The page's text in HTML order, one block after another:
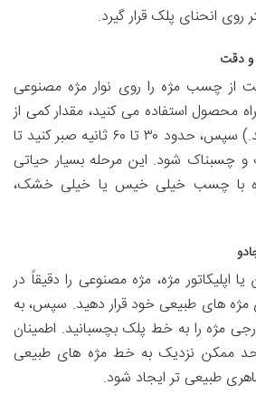
روی انحنای پلک قرار گیرد.
و دقت
از چسب مژه را روی نوار مژه مصنوعی
محصول استفاده می کنید، مقدار کمی از
آن را روی نوار مژه بکشید.) سپس، حدود ۳۰ تا ۶۰ ثانیه صبر کنید تا
شود. این مرحله بسیار حیاتی
با چسب خیلی خیس یا خیلی خشک،
اپلیکاتور مژه، مژه مصنوعی را دقیقاً در
مژه های طبیعی خود قرار دهید. سپس، به
مژه را به خط پلک بچسبانید. اطمینان
ممکن نزدیک به خط مژه های طبیعی
طبیعی تر ایجاد شود.